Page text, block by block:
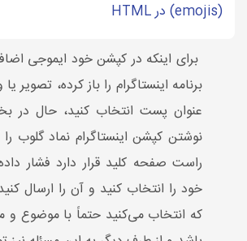
(emojis) در HTML
برای اینکه در کپشن خود ایموجی
برنامه اینستاگرام را باز کرده، تصویر
عنوان‌ پست انتخاب کنید، حال در
نوشتن کپشن اینستاگرام نماد
راست صفحه کلید قرار دارد فشار
خود را انتخاب کنید و آن را ارسال
که انتخاب می‌کنید حتماً با موضوع و